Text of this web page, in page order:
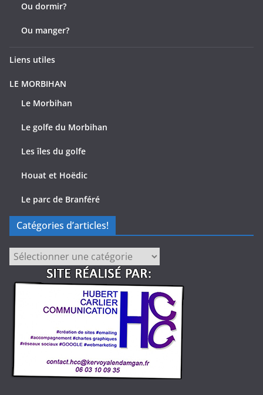
Ou dormir?
Ou manger?
Liens utiles
LE MORBIHAN
Le Morbihan
Le golfe du Morbihan
Les îles du golfe
Houat et Hoëdic
Le parc de Branféré
Catégories d’articles!
Catégories